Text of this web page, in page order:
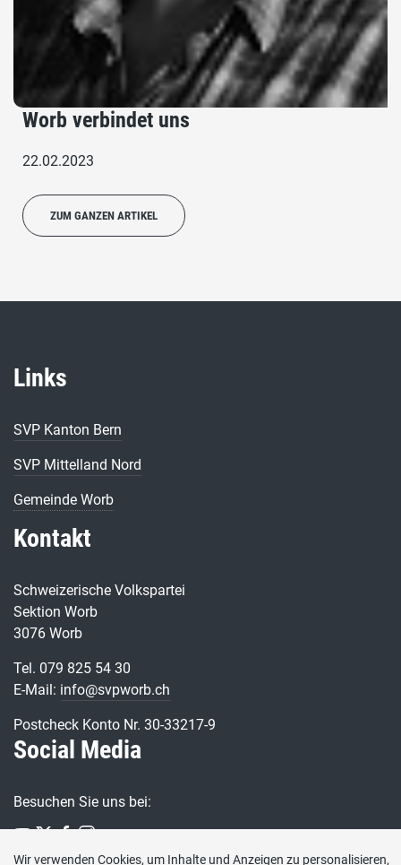
Worb verbindet uns
22.02.2023
ZUM GANZEN ARTIKEL
Links
SVP Kanton Bern
SVP Mittelland Nord
Gemeinde Worb
Kontakt
Schweizerische Volkspartei
Sektion Worb
3076 Worb
Tel. 079 825 54 30
E-Mail: info@svpworb.ch
Postcheck Konto Nr. 30-33217-9
Social Media
Besuchen Sie uns bei:
Wir verwenden Cookies, um Inhalte und Anzeigen zu personalisieren,